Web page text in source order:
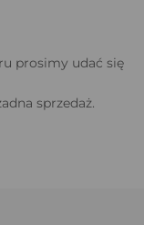
prosimy udać się
sprzedaż.